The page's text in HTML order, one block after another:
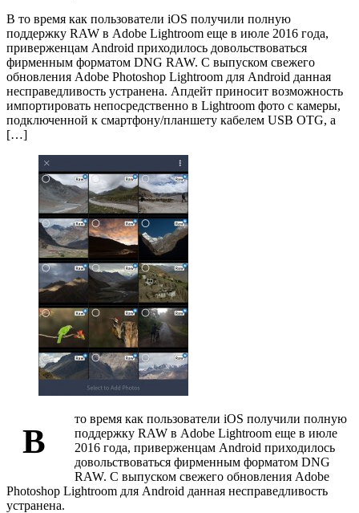
В то время как пользователи iOS получили полную
поддержку RAW в Adobe Lightroom еще в июле 2016 года,
приверженцам Android приходилось довольствоваться
фирменным форматом DNG RAW. С выпуском свежего
обновления Adobe Photoshop Lightroom для Android данная
несправедливость устранена. Апдейт приносит возможность
импортировать непосредственно в Lightroom фото с камеры,
подключенной к смартфону/планшету кабелем USB OTG, а
[…]
В
то время как пользователи iOS получили полную
поддержку RAW в Adobe Lightroom еще в июле
2016 года, приверженцам Android приходилось
довольствоваться фирменным форматом DNG
RAW. С выпуском свежего обновления Adobe
Photoshop Lightroom для Android данная несправедливость
устранена.